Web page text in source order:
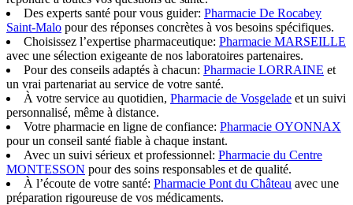
Des experts santé pour vous guider: Pharmacie De Rocabey
Saint-Malo pour des réponses concrètes à vos besoins spécifiques.
Choisissez l’expertise pharmaceutique: Pharmacie MARSEILLE
avec une sélection exigeante de nos laboratoires partenaires.
Pour des conseils adaptés à chacun: Pharmacie LORRAINE et
un vrai partenariat au service de votre santé.
À votre service au quotidien, Pharmacie de Vosgelade et un suivi
personnalisé, même à distance.
Votre pharmacie en ligne de confiance: Pharmacie OYONNAX
pour un conseil santé fiable à chaque instant.
Avec un suivi sérieux et professionnel: Pharmacie du Centre
MONTESSON pour des soins responsables et de qualité.
À l’écoute de votre santé: Pharmacie Pont du Château avec une
préparation rigoureuse de vos médicaments.